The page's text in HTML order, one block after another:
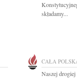
składamy...
CAŁA
Naszej